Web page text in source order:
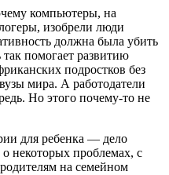
компьютеры, на
изобрели люди
должна была убить
так помогает развитию
подростков без
мира. А работодатели
Но этого почему-то не
для ребенка — дело
о некоторых проблемах, с
на семейном